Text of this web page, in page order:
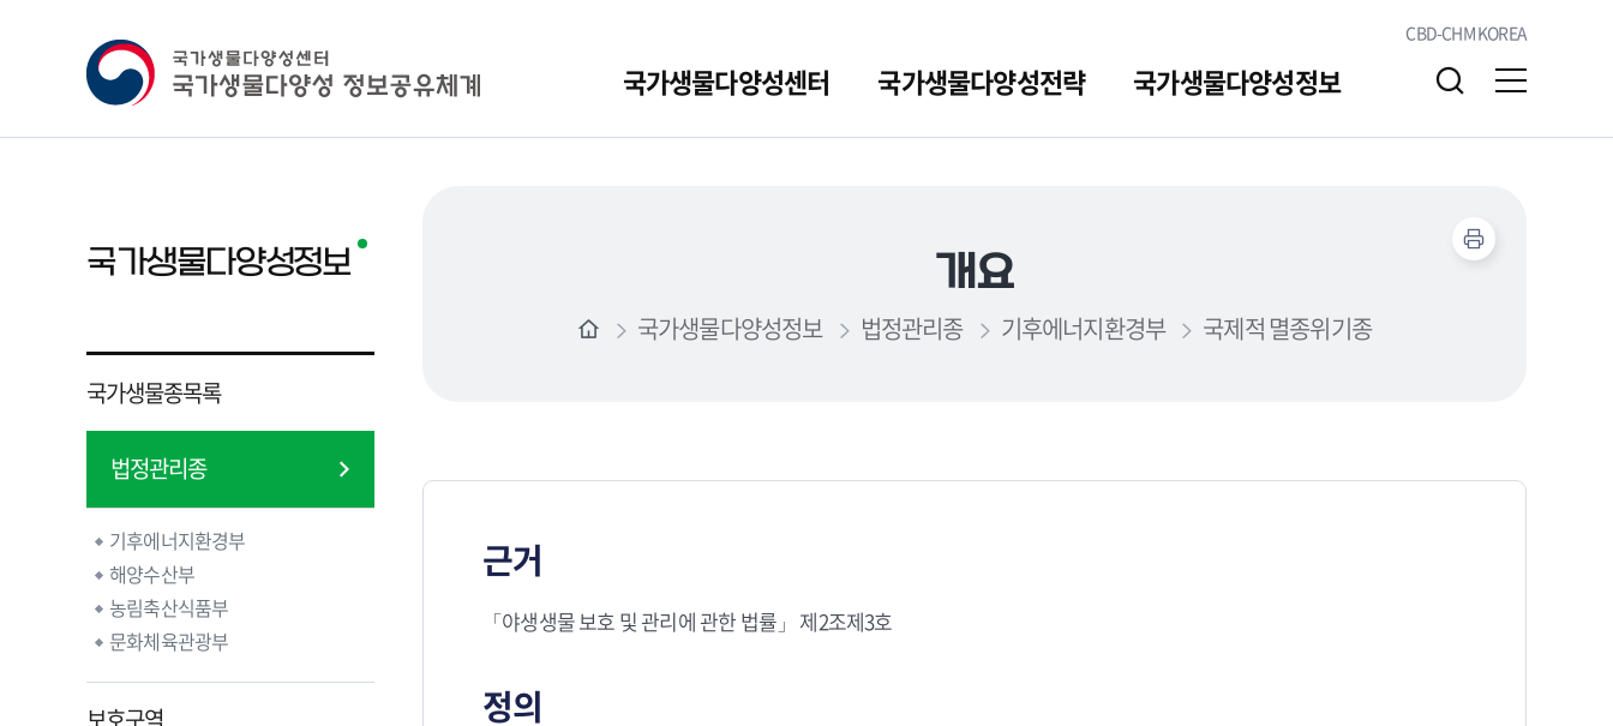
CBD-CHM KOREA
국가생물다양성센터 국가생물다양성전략 국가생물다양성정보
국가생물다양성정보
국가생물종목록
법정관리종
기후에너지환경부
해양수산부
농림축산식품부
문화체육관광부
보호구역
개요
국가생물다양성정보 법정관리종 기후에너지환경부 국제적 멸종위기종
근거
「야생생물 보호 및 관리에 관한 법률」 제2조제3호
정의